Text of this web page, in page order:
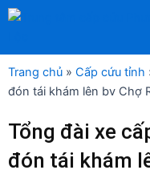
Nhảy
dung
Trang chủ » Cấp cứu tỉnh
đón tái khám lên bv Chợ
Tổng đài xe
đón tái khám